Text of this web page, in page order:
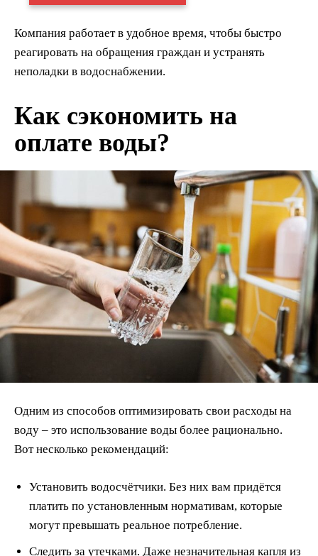
Компания работает в удобное время, чтобы быстро
реагировать на обращения граждан и устранять
неполадки в водоснабжении.
Как сэкономить на
оплате воды?
Одним из способов оптимизировать свои расходы на
воду – это использование воды более рационально.
Вот несколько рекомендаций:
Установить водосчётчики. Без них вам придётся
платить по установленным нормативам, которые
могут превышать реальное потребление.
Следить за утечками. Даже незначительная капля из